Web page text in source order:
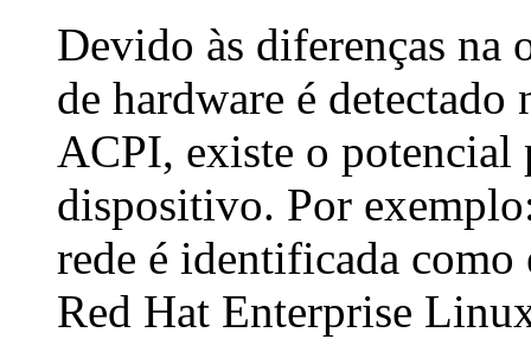
Devido às diferenças na
de hardware é detectado
ACPI, existe o potencial
dispositivo. Por
rede é identificada como
Red Hat Enterprise